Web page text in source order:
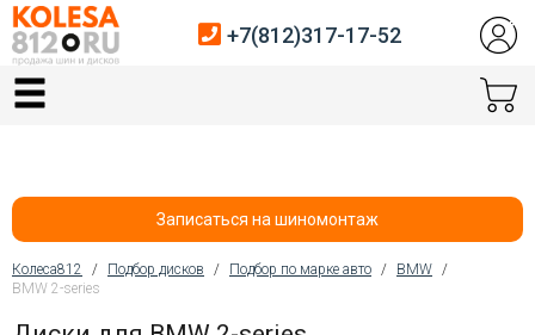
Главная
Автосервис
+7(812)317-17-52
Записаться на шиномонтаж
Вы здесь
Колеса812 / Подбор дисков / Подбор по марке авто / BMW /
BMW 2-series